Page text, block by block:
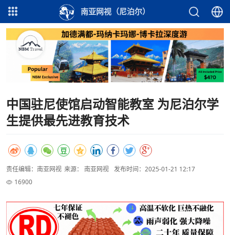
南亚网视（尼泊尔）
中国驻尼使馆启动智能教室 为尼泊尔学
生提供最先进教育技术
责任编辑：南亚网视 来源： 南亚网视 发布时间：2025-01-21 12:17
16900